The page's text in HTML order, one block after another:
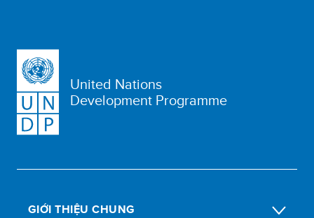
United Nations
Development Programme
GIỚI THIỆU CHUNG